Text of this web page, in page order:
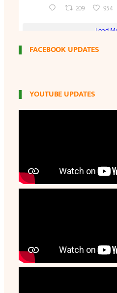
FACEBOOK UPDATES
YOUTUBE UPDATES